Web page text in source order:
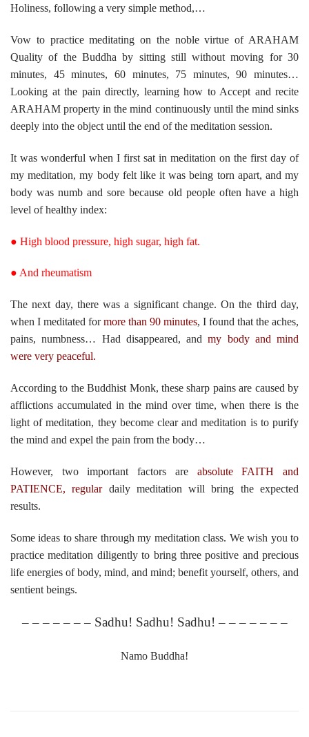
Holiness, following a very simple method,…
Vow to practice meditating on the noble virtue of ARAHAM
Quality of the Buddha by sitting still without moving for 30
minutes, 45 minutes, 60 minutes, 75 minutes, 90 minutes…
Looking at the pain directly, learning how to Accept and recite
ARAHAM property in the mind continuously until the mind sinks
deeply into the object until the end of the meditation session.
It was wonderful when I first sat in meditation on the first day of
my meditation, my body felt like it was being torn apart, and my
body was numb and sore because old people often have a high
level of healthy index:
● High blood pressure, high sugar, high fat.
● And rheumatism
The next day, there was a significant change. On the third day,
when I meditated formore than 90 minutes, I found that the aches,
pains, numbness… Had disappeared, andmy body and mind
were very peaceful.
According to the Buddhist Monk, these sharp pains are caused by
afflictions accumulated in the mind over time, when there is the
light of meditation, they become clear and meditation is to purify
the mind and expel the pain from the body…
However, two important factors are absolute FAITH and
PATIENCE, regulardaily meditation will bring the expected
results.
Some ideas to share through my meditation class. We wish you to
practice meditation diligently to bring three positive and precious
life energies of body, mind, and mind; benefit yourself, others, and
sentient beings.
– – – – – – – Sadhu! Sadhu! Sadhu! – – – – – – –
Namo Buddha!